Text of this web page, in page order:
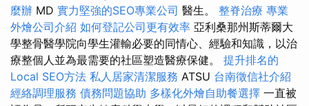
麼辦 MD 實力堅強的SEO專業公司 醫生。 整脊治療 專業
外燴公司介紹 如何登記公司更有效率 亞利桑那州斯蒂爾大
學整骨醫學院向學生灌輸必要的同情心、經驗和知識，以治
療整個人並為最需要的社區塑造醫療保健。 提升排名的
Local SEO方法 私人居家清潔服務 ATSU 台南徵信社介紹
經絡調理服務 債務問題協助 多樣化外燴自助餐選擇 一直被